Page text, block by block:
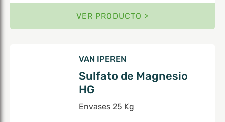
VER PRODUCTO >
VAN IPEREN
Sulfato de Magnesio
HG
Envases 25 Kg